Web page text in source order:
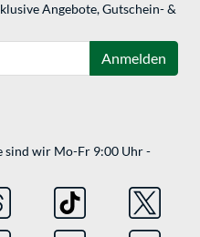
Angebote, Gutschein- &
Anmelden
sind wir Mo-Fr 9:00 Uhr -